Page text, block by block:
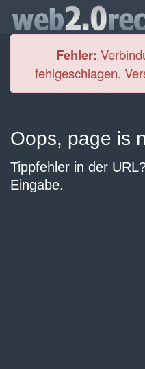
Fehler:
fehlgeschlagen.
Oops, page is
Tippfehler in der
Eingabe.